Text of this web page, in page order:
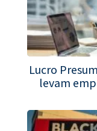
Lucro
levam